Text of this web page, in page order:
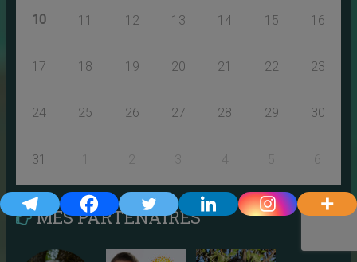
10 11 12 13 14 15 16
17 18 19 20 21 22 23
24 25 26 27 28 29 30
31 1 3 4 5 6
MES PARTENAIRES